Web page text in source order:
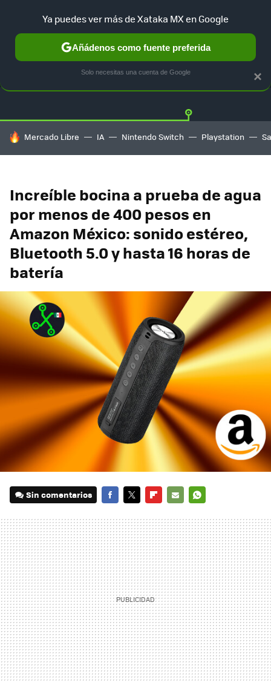
GUÍA DE COMPRAS MERCADO LIBRE
HOY SE HABLA DE
Mercado Libre IA Nintendo Switch Playstation
Increíble bocina a prueba de agua
por menos de 400 pesos en
Amazon México: sonido estéreo,
Bluetooth 5.0 y hasta 16 horas de
batería
Sin comentarios
MAIL
×
Ya puedes ver más de Xataka MX en Google
Añádenos como fuente preferida
Solo necesitas una cuenta de Google